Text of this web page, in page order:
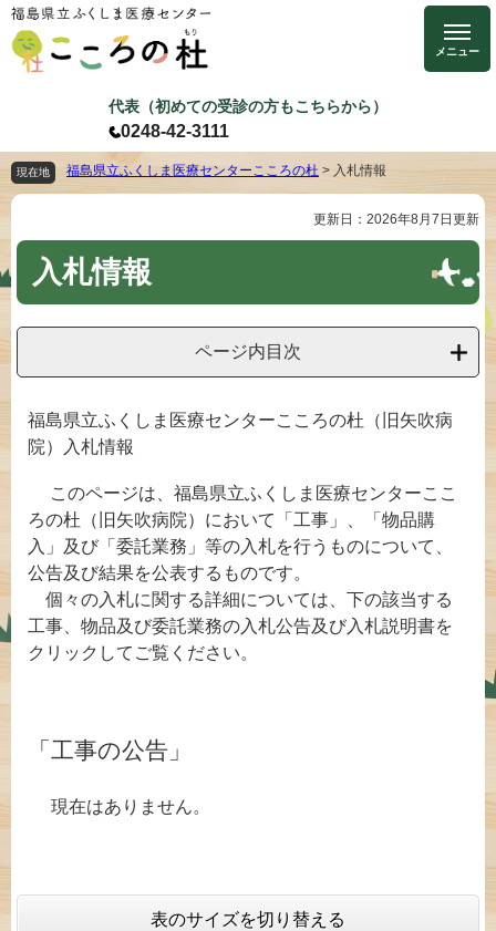
ペ
ー
で
す
メ
ニ
ば
し
本
文
へ
代表（初めての受診の方もこちらから）
0248-42-3111
現在地 福島県立ふくしま医療センターこころの杜 > 入札情報
文
更新日：2026年8月7日更新
入札情報
ページ内目次
福島県立ふくしま医療センターこころの杜（旧矢吹病
院）入札情報
このページは、福島県立ふくしま医療センターここ
ろの杜（旧矢吹病院）において「工事」、「物品購
入」及び「委託業務」等の入札を行うものについて、
公告及び結果を公表するものです。
個々の入札に関する詳細については、下の該当する
工事、物品及び委託業務の入札公告及び入札説明書を
クリックしてご覧ください。
「工事の公告」
現在はありません。
表のサイズを切り替える